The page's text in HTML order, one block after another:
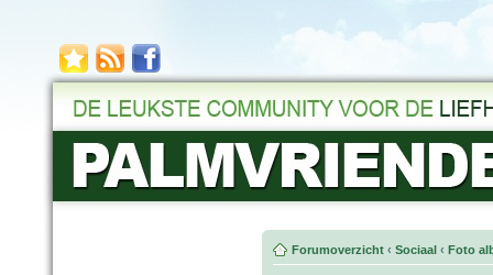
Forumoverzicht ‹ Sociaal ‹ Foto